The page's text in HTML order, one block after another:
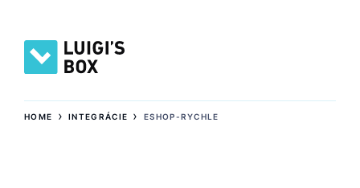
HOME ›INTEGRÁCIE ›ESHOP-RYCHLE